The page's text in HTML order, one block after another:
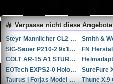
Verpasse nicht diese
Steyr Mannlicher CL2 Carbon .338 Lapua Magnum
SIG-Sauer P210-2 9x19mm Parabellum/Luger/NATO
COLT AR-15 A1 STURMGEWEHR (Vollautomat)
EOTech EXPS2-0 Holografisches Visier und 3x Vortex Vergrößerungsglas
SureFure
Taurus | Forjas Model Raging Bull cal. 454Casull